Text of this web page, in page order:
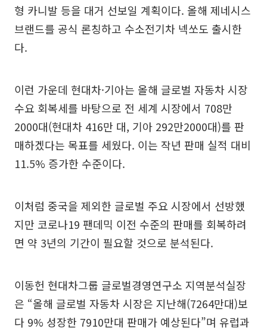
형 카니발 등을 대거 선보일 계획이다. 올해 제네시스
브랜드를 공식 론칭하고 수소전기차 넥쏘도 출시한
다.
이런 가운데 현대차·기아는 올해 글로벌 자동차 시장
수요 회복세를 바탕으로 전 세계 시장에서 708만
2000대(현대차 416만 대, 기아 292만2000대)를 판
매하겠다는 목표를 세웠다. 이는 작년 판매 실적 대비
11.5% 증가한 수준이다.
이처럼 중국을 제외한 글로벌 주요 시장에서 선방했
지만 코로나19 팬데믹 이전 수준의 판매를 회복하려
면 약 3년의 기간이 필요할 것으로 분석된다.
이동헌 현대차그룹 글로벌경영연구소 지역분석실장
은 “올해 글로벌 자동차 시장은 지난해(7264만대)보
다 9% 성장한 7910만대 판매가 예상된다”며 유럽과